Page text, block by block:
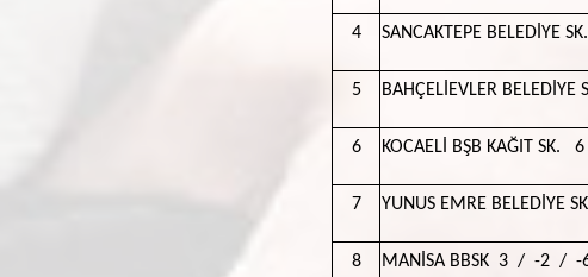
4 SANCAKTEPE BELEDİYE SK.
5 BAHÇELİEVLER
6 KOCAELİ BŞB KAĞIT
7 YUNUS EMRE
8 MANİSA BBSK 3 / -2 / -